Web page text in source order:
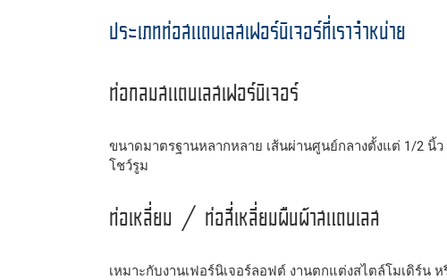
ประเภทท่อสแตนเลสเฟอร์นิเจอร์ที่เราจำหน่าย
ท่อกลมสแตนเลสเฟอร์นิเจอร์
ขนาดมาตรฐานหลากหลาย เส้นผ่านศูนย์กลางตั้งแต่ 1/2 นิ้ว
โชว์รูม
ท่อเหลี่ยม / ท่อสี่เหลี่ยมผืนผ้าสแตนเลส
เหมาะกับงานเฟอร์นิเจอร์ลอฟต์ งานตกแต่งสไตล์โมเดิร์น